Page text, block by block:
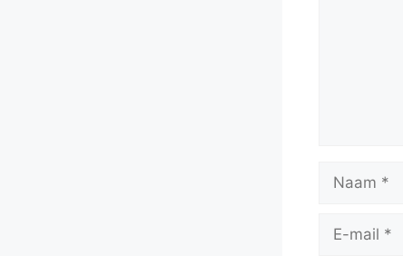
mail